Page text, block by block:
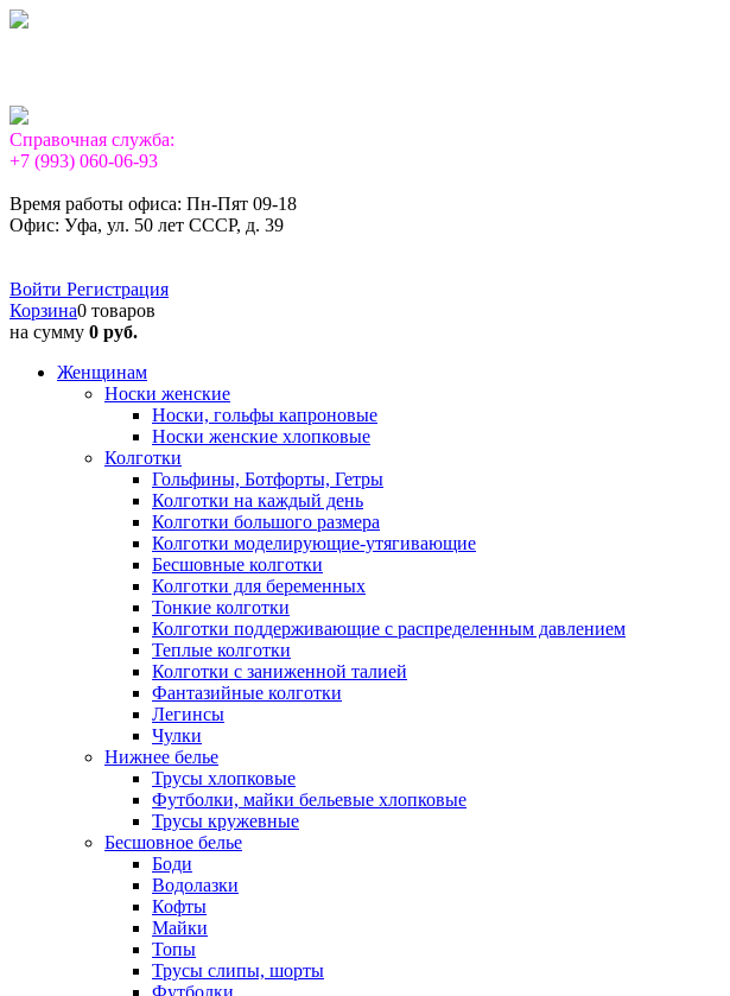
Справочная служба:
+7 (993) 060-06-93
Время работы офиса: Пн-Пят 09-18
Офис: Уфа, ул. 50 лет СССР, д. 39
Войти Регистрация
Корзина0 товаров
на сумму 0 руб.
Женщинам
Носки женские
Носки, гольфы капроновые
Носки женские хлопковые
Колготки
Гольфины, Ботфорты, Гетры
Колготки на каждый день
Колготки большого размера
Колготки моделирующие-утягивающие
Бесшовные колготки
Колготки для беременных
Тонкие колготки
Колготки поддерживающие с распределенным давлением
Теплые колготки
Колготки с заниженной талией
Фантазийные колготки
Легинсы
Чулки
Нижнее белье
Трусы хлопковые
Футболки, майки бельевые хлопковые
Трусы кружевные
Бесшовное белье
Боди
Водолазки
Кофты
Майки
Топы
Трусы слипы, шорты
Футболки